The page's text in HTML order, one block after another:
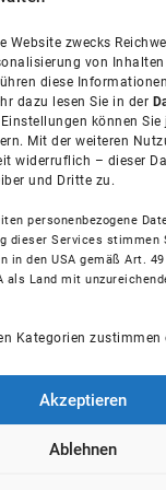
Website zwecks
von
diese
dazu lesen Sie in der
können
Mit der weiteren
widerruflich – dieser
und Dritte zu.
personenbezogene
dieser Services stimmen
in den USA gemäß Art.
als Land mit
Kategorien zustimmen
Akzeptieren
Ablehnen